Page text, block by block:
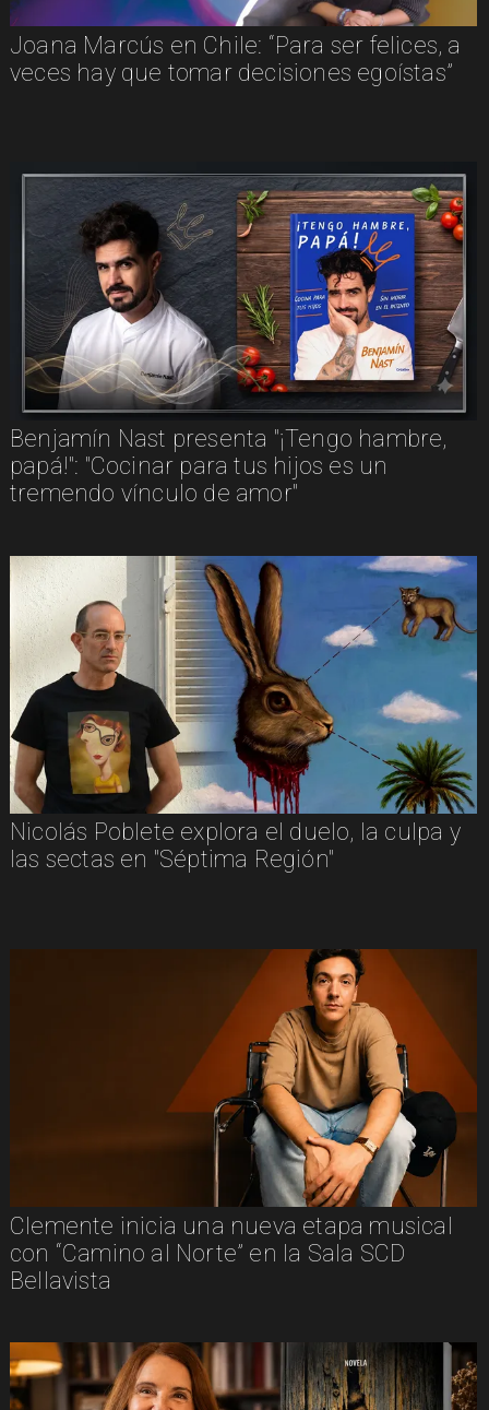
Joana Marcús en Chile: “Para ser felices, a
veces hay que tomar decisiones egoístas”
Benjamín Nast presenta "¡Tengo hambre,
papá!": "Cocinar para tus hijos es un
tremendo vínculo de amor"
Nicolás Poblete explora el duelo, la culpa y
las sectas en "Séptima Región"
Clemente inicia una nueva etapa musical
con “Camino al Norte” en la Sala SCD
Bellavista